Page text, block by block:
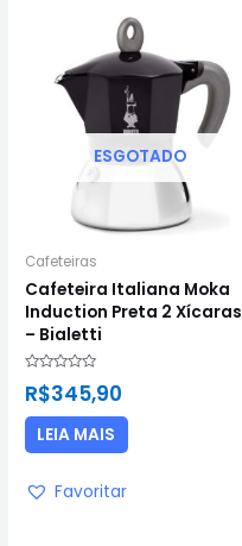
ESGOTADO
Cafeteiras
Cafeteira Italiana Moka
Induction Preta 2 Xícaras
– Bialetti
0
5
R$345,90
LEIA MAIS
Favoritar